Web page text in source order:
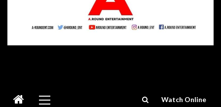
Menu
Watch Online